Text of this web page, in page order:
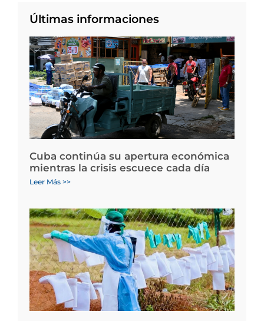
Últimas informaciones
Cuba continúa su apertura económica
mientras la crisis escuece cada día
Leer Más >>